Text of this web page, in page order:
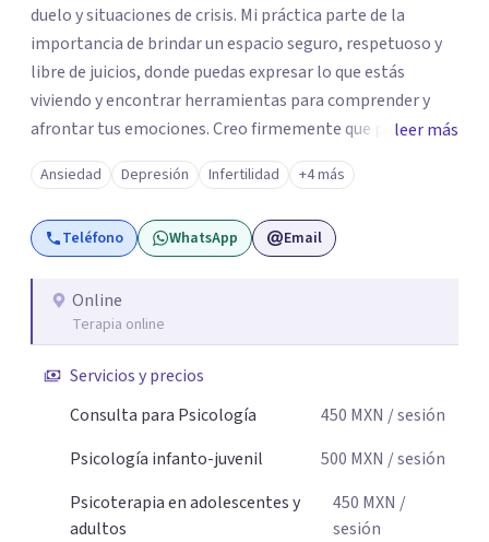
duelo y situaciones de crisis. Mi práctica parte de la
importancia de brindar un espacio seguro, respetuoso y
libre de juicios, donde puedas expresar lo que estás
viviendo y encontrar herramientas para comprender y
afrontar tus emociones. Creo firmemente que pedir ayuda
psicológica no significa tener todas las respuestas, sino
permitirse contar con un espacio para detenerse,
comprender lo que sucede y comenzar a construir nuevas
formas de afrontar aquello que nos está generando
leer más
Ansiedad Depresión Infertilidad +4 más
Teléfono WhatsApp Email
Online
Terapia online
Servicios y precios
Consulta para Psicología
450 MXN / sesión
Psicología infanto-juvenil
500 MXN / sesión
Psicoterapia en adolescentes y
adultos
450 MXN /
sesión